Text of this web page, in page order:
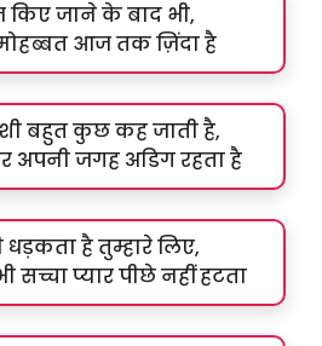
जाने के बाद भी,
आज तक ज़िंदा है
बहुत कुछ कह जाती है,
अपनी जगह अडिग रहता है
है तुम्हारे लिए,
सच्चा प्यार पीछे नहीं हटता